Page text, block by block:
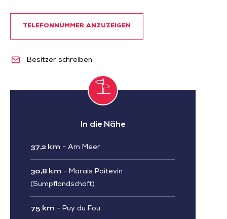
TELEFONNUMMER ANZUZEIGEN
Besitzer schreiben
In die Nähe
37,2 km - Am Meer
30,8 km - Marais Poitevin
(Sumpflandschaft)
75 km - Puy du Fou